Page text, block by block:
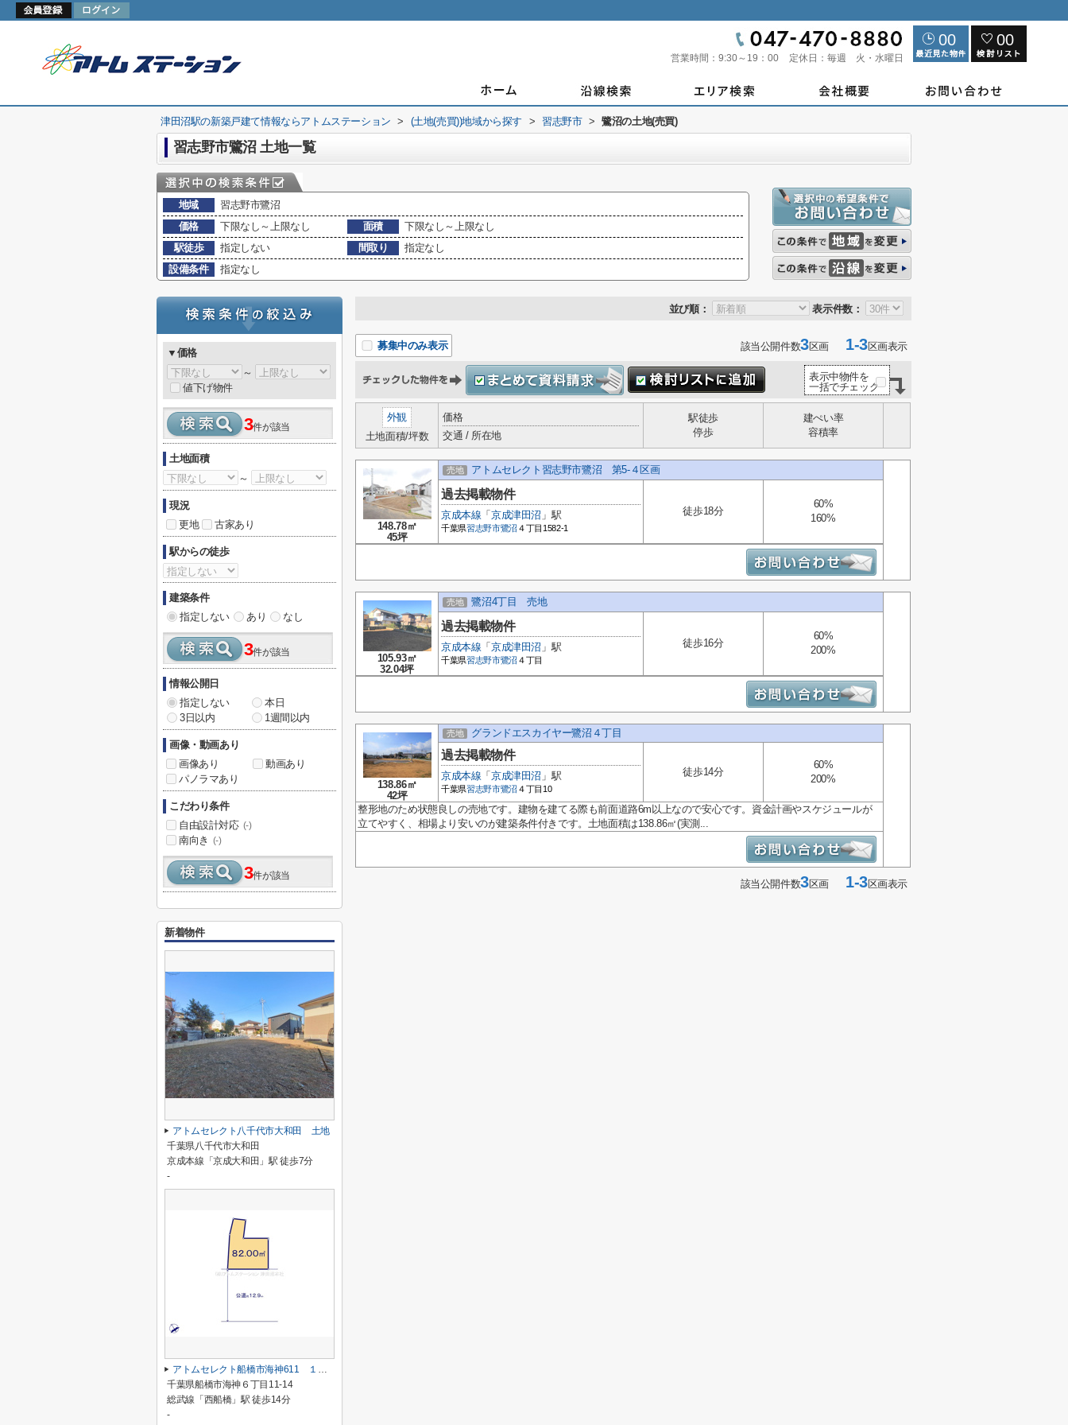
営業時間： 9:30～19：00 定休日： 毎週 火・水曜日
00 00
津田沼駅の新築戸建て情報ならアトムステーション > (土地(売買))地域から探す > 習志野市 > 鷺沼の土地(売買)
習志野市鷺沼 土地一覧
地域
習志野市鷺沼
価格
下限なし～上限なし 面積
下限なし～上限なし
駅徒歩
指定しない 間取り
指定なし
設備条件
指定なし
並び順： 表示件数：
募集中のみ表示 該当公開件数3区画1-3区画表示
表示中物件を
一括でチェック
外観
土地面積/坪数
価格
交通 / 所在地
駅徒歩
停歩
建ぺい率
容積率
148.78㎡
45坪
売地 アトムセレクト習志野市鷺沼 第5-４区画
過去掲載物件
京成本線 「京成津田沼 」駅
千葉県習志野市鷺沼 ４丁目1582-1
徒歩18分
60%
160%
105.93㎡
32.04坪
売地 鷺沼4丁目 売地
過去掲載物件
京成本線 「京成津田沼 」駅
千葉県習志野市鷺沼 ４丁目
徒歩16分
60%
200%
138.86㎡
42坪
売地 グランドエスカイヤー鷺沼４丁目
過去掲載物件
京成本線 「京成津田沼 」駅
千葉県習志野市鷺沼 ４丁目10
徒歩14分
60%
200%
整形地のため状態良しの売地です。建物を建てる際も前面道路6m以上なので安心です。資金計画やスケジュールが
立てやすく、相場より安いのが建築条件付きです。土地面積は138.86㎡(実測...
該当公開件数3区画1-3区画表示
▼価格
～
値下げ物件
3件が該当
土地面積
～
現況
更地
古家あり
駅からの徒歩
建築条件
指定しない
あり なし
3件が該当
情報公開日
指定しない
本日
3日以内
1週間以内
画像・動画あり
画像あり
動画あり
パノラマあり
こだわり条件
自由設計対応 (-)
南向き (-)
3件が該当
新着物件
アトムセレクト八千代市大和田 土地
千葉県八千代市大和田
京成本線「京成大和田」駅 徒歩7分
-
アトムセレクト船橋市海神611 １区画
千葉県船橋市海神６丁目11-14
総武線「西船橋」駅 徒歩14分
-